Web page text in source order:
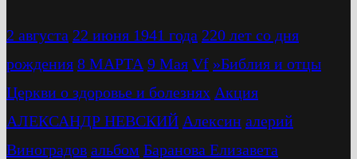
2 августа 22 июня 1941 года 220 лет со дня
рождения 8 МАРТА 9 Мая Vf »Библия и отцы
Церкви о здоровье и болезнях Акция
АЛЕКСАНДР НЕВСКИЙ Алексин алерий
Виноградов альбом Баранова Елизавета